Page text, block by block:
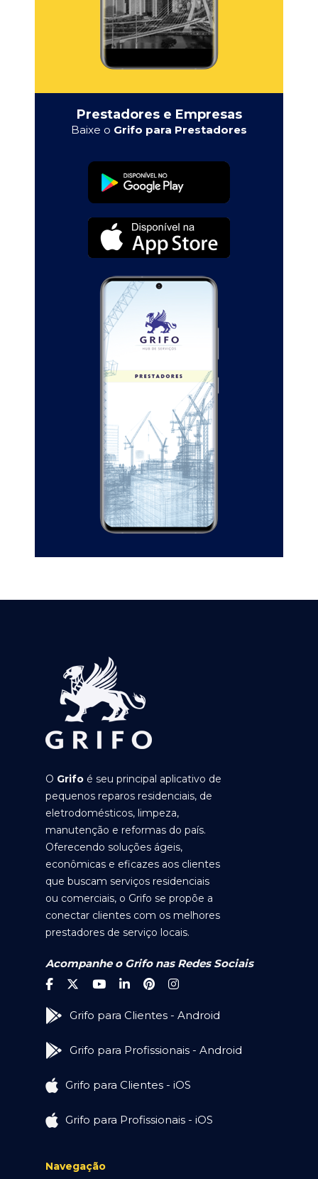
Prestadores e Empresas
Baixe o Grifo para Prestadores
O Grifo é seu principal aplicativo de
pequenos reparos residenciais, de
eletrodomésticos, limpeza,
manutenção e reformas do país.
Oferecendo soluções ágeis,
econômicas e eficazes aos clientes
que buscam serviços residenciais
ou comerciais, o Grifo se propõe a
conectar clientes com os melhores
prestadores de serviço locais.
Acompanhe o Grifo nas Redes Sociais
Grifo para Clientes - Android
Grifo para Profissionais - Android
Grifo para Clientes - iOS
Grifo para Profissionais - iOS
Navegação